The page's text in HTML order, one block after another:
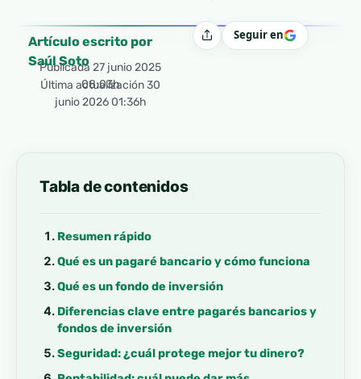
Artículo escrito por
Saúl Soto
Publicada 27 junio 2025
08:03h
Última actualización 30
junio 2026 01:36h
CompartirSeguir en
Tabla de contenidos
Resumen rápido
Qué es un pagaré bancario y cómo funciona
Qué es un fondo de inversión
Diferencias clave entre pagarés bancarios y
fondos de inversión
Seguridad: ¿cuál protege mejor tu dinero?